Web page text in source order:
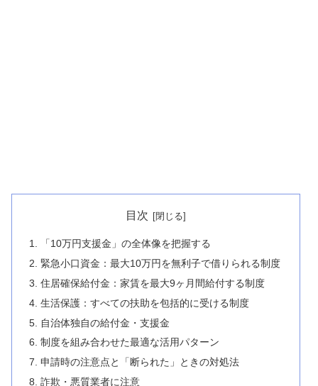
目次
「10万円支援金」の全体像を把握する
緊急小口資金：最大10万円を無利子で借りられる制度
住居確保給付金：家賃を最大9ヶ月間給付する制度
生活保護：すべての扶助を包括的に受ける制度
自治体独自の給付金・支援金
制度を組み合わせた最適な活用パターン
申請時の注意点と「断られた」ときの対処法
詐欺・悪質業者に注意